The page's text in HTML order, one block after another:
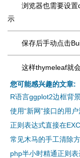
浏览器也需要设
示
保存后手动点击
这样thymeleaf就
您可能感兴趣的文章:
R语言ggplot2边框背
使用“新网”接口的用
正则表达式直接在
常见木马的手工清除
php半小时精通正则表